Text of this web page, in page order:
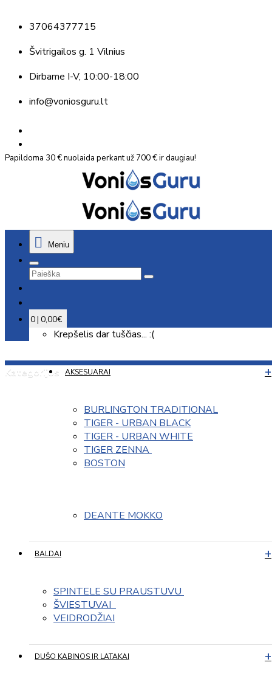
37064377715
Švitrigailos g. 1 Vilnius
Dirbame I-V, 10:00-18:00
info@voniosguru.lt
Papildoma 30 € nuolaida perkant už 700 € ir daugiau!
Meniu
0 | 0,00€
Krepšelis dar tuščias... :(
Kategorijos AKSESUARAI
BURLINGTON TRADITIONAL
TIGER - URBAN BLACK
TIGER - URBAN WHITE
TIGER ZENNA
BOSTON
DEANTE MOKKO
BALDAI
SPINTELE SU PRAUSTUVU
ŠVIESTUVAI
VEIDRODŽIAI
DUŠO KABINOS IR LATAKAI